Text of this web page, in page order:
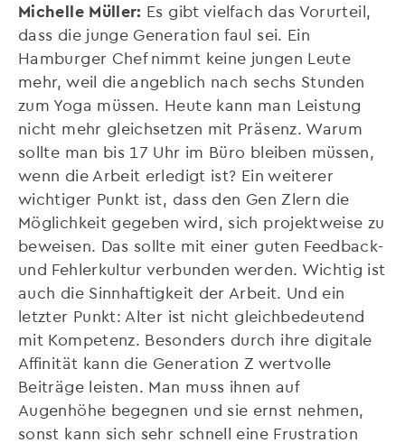
Michelle Müller: Es gibt vielfach das Vorurteil,
dass die junge Generation faul sei. Ein
Hamburger Chef nimmt keine jungen Leute
mehr, weil die angeblich nach sechs Stunden
zum Yoga müssen. Heute kann man Leistung
nicht mehr gleichsetzen mit Präsenz. Warum
sollte man bis 17 Uhr im Büro bleiben müssen,
wenn die Arbeit erledigt ist? Ein weiterer
wichtiger Punkt ist, dass den Gen Zlern die
Möglichkeit gegeben wird, sich projektweise zu
beweisen. Das sollte mit einer guten Feedback-
und Fehlerkultur verbunden werden. Wichtig ist
auch die Sinnhaftigkeit der Arbeit. Und ein
letzter Punkt: Alter ist nicht gleichbedeutend
mit Kompetenz. Besonders durch ihre digitale
Affinität kann die Generation Z wertvolle
Beiträge leisten. Man muss ihnen auf
Augenhöhe begegnen und sie ernst nehmen,
sonst kann sich sehr schnell eine Frustration